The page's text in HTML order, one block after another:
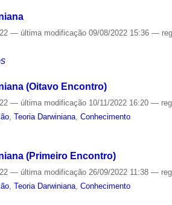
— última modificação 09/08/2022 15:36—
(Oitavo Encontro)
— última modificação 10/11/2022 16:20—
,Teoria Darwiniana ,Conhecimento
(Primeiro Encontro)
— última modificação 26/09/2022 11:38—
,Teoria Darwiniana,Conhecimento